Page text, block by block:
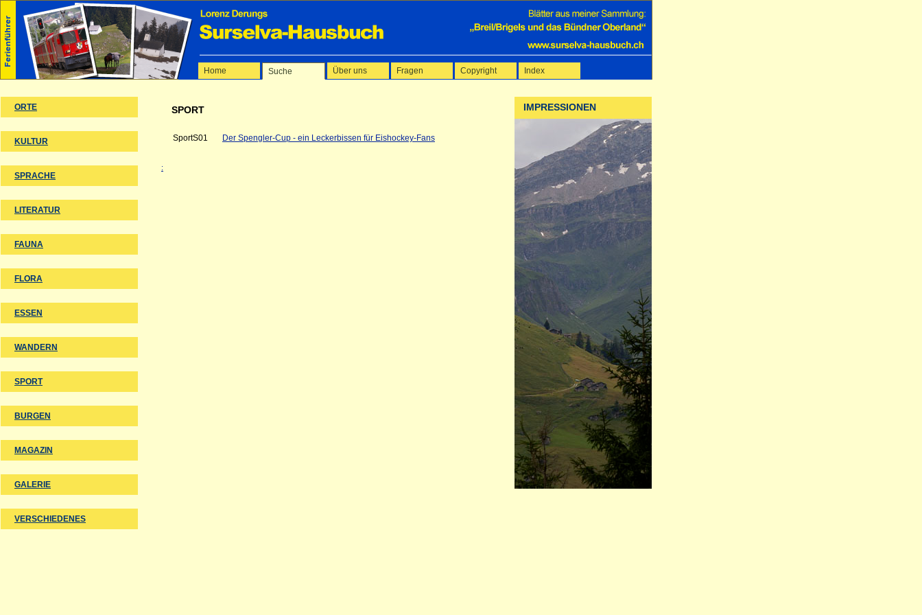
Home Suche Über uns Fragen Copyright Index
ORTE
KULTUR
SPRACHE
LITERATUR
FAUNA
FLORA
ESSEN
WANDERN
SPORT
BURGEN
MAGAZIN
GALERIE
VERSCHIEDENES
Themen anzeigen
SPORT
SportS01 Der Spengler-Cup - ein Leckerbissen für Eishockey-Fans
:
IMPRESSIONEN